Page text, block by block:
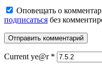
Оповещать о
подписаться без
Current ye@r *